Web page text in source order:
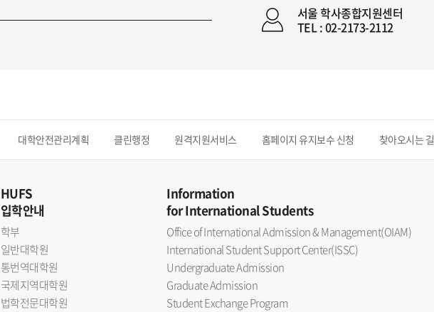
서울 학사종합지원센터
TEL : 02-2173-2112
대학안전관리계획 클린행정 원격지원서비스 홈페이지 유지보수 신청 찾아오시는 길
HUFS
입학안내
학부
일반대학원
통번역대학원
국제지역대학원
법학전문대학원
Information
for International Students
Office of International Admission & Management(OIAM)
International Student Support Center(ISSC)
Undergraduate Admission
Graduate Admission
Student Exchange Program